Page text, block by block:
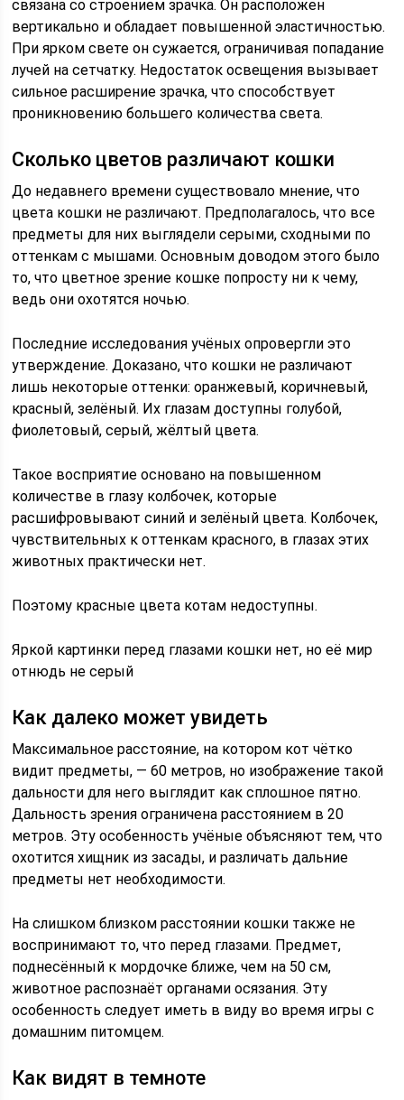
связана со строением зрачка. Он расположен
вертикально и обладает повышенной эластичностью.
При ярком свете он сужается, ограничивая попадание
лучей на сетчатку. Недостаток освещения вызывает
сильное расширение зрачка, что способствует
проникновению большего количества света.
Сколько цветов различают кошки
До недавнего времени существовало мнение, что
цвета кошки не различают. Предполагалось, что все
предметы для них выглядели серыми, сходными по
оттенкам с мышами. Основным доводом этого было
то, что цветное зрение кошке попросту ни к чему,
ведь они охотятся ночью.
Последние исследования учёных опровергли это
утверждение. Доказано, что кошки не различают
лишь некоторые оттенки: оранжевый, коричневый,
красный, зелёный. Их глазам доступны голубой,
фиолетовый, серый, жёлтый цвета.
Такое восприятие основано на повышенном
количестве в глазу колбочек, которые
расшифровывают синий и зелёный цвета. Колбочек,
чувствительных к оттенкам красного, в глазах этих
животных практически нет.
Поэтому красные цвета котам недоступны.
Яркой картинки перед глазами кошки нет, но её мир
отнюдь не серый
Как далеко может увидеть
Максимальное расстояние, на котором кот чётко
видит предметы, — 60 метров, но изображение такой
дальности для него выглядит как сплошное пятно.
Дальность зрения ограничена расстоянием в 20
метров. Эту особенность учёные объясняют тем, что
охотится хищник из засады, и различать дальние
предметы нет необходимости.
На слишком близком расстоянии кошки также не
воспринимают то, что перед глазами. Предмет,
поднесённый к мордочке ближе, чем на 50 см,
животное распознаёт органами осязания. Эту
особенность следует иметь в виду во время игры с
домашним питомцем.
Как видят в темноте